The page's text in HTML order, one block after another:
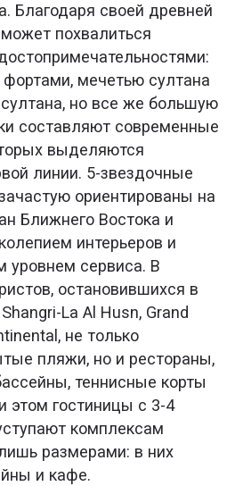
Благодаря своей древней
похвалиться
мечетью султана
но все же большую
составляют современные
выделяются
линии. 5-звездочные
ориентированы на
Ближнего Востока и
интерьеров и
уровнем сервиса. В
остановившихся в
La Al Husn, Grand
не только
пляжи, но и рестораны,
теннисные корты
этом гостиницы с 3-4
комплексам
размерами: в них
и кафе.